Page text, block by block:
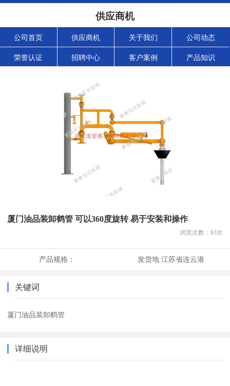
供应商机
公司首页 供应商机 关于我们 公司动态
荣誉认证 招聘中心 客户案例 产品知识
厦门油品装卸鹤管 可以360度旋转 易于安装和操作
浏览次数： 63次
产品规格： 发货地:江苏省连云港
关键词
厦门油品装卸鹤管
详细说明